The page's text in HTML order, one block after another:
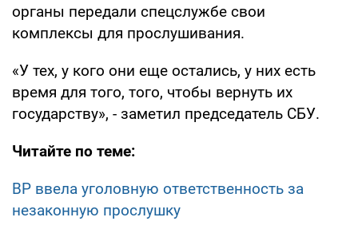
органы передали спецслужбе свои
комплексы для прослушивания.
«У тех, у кого они еще остались, у них есть
время для того, того, чтобы вернуть их
государству», - заметил председатель СБУ.
Читайте по теме:
ВР ввела уголовную ответственность за
незаконную прослушку